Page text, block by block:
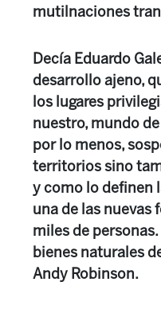
mutilnaciones
Decía Eduardo
desarrollo ajeno,
los lugares
nuestro, mundo
por lo menos,
territorios sino
y como lo definen
una de las nuevas
miles de
bienes naturales
Andy Robinson.